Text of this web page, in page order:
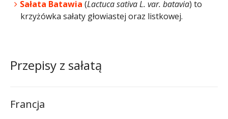
Sałata Batawia (Lactuca sativa L. var. batavia) to
krzyżówka sałaty głowiastej oraz listkowej.
Przepisy z sałatą
Francja